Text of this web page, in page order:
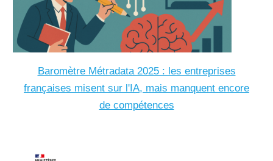
Baromètre Métradata 2025 : les entreprises
françaises misent sur l'IA, mais manquent encore
de compétences